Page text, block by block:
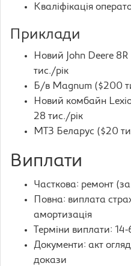
Кваліфікація
Приклади
Новий John Deere
тис./рік
Б/в Magnum ($200
Новий комбайн
28 тис./рік
МТЗ Беларус ($20
Виплати
Часткова: ремонт
Повна: виплата
амортизація
Терміни виплати:
Документи: акт
докази